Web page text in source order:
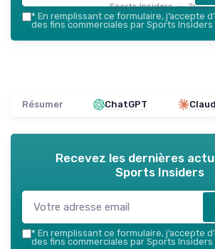
Sports Insiders — 2026
* En remplissant ce formulaire, j’accepte
des fins commerciales par Sports
Résumer ChatGPT
Recevez les dernières
Sports Insiders
* En remplissant ce formulaire, j’accepte
des fins commerciales par Sports